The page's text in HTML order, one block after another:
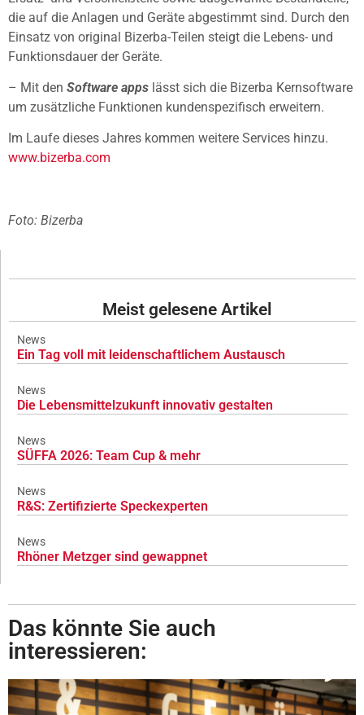
die auf die Anlagen und Geräte abgestimmt sind. Durch den
Einsatz von original Bizerba-Teilen steigt die Lebens- und
Funktionsdauer der Geräte.
– Mit den Software apps lässt sich die Bizerba Kernsoftware
um zusätzliche Funktionen kundenspezifisch erweitern.
Im Laufe dieses Jahres kommen weitere Services hinzu.
www.bizerba.com
Foto: Bizerba
Meist gelesene Artikel
News
Ein Tag voll mit leidenschaftlichem Austausch
News
Die Lebensmittelzukunft innovativ gestalten
News
SÜFFA 2026: Team Cup & mehr
News
R&S: Zertifizierte Speckexperten
News
Rhöner Metzger sind gewappnet
Das könnte Sie auch
interessieren: